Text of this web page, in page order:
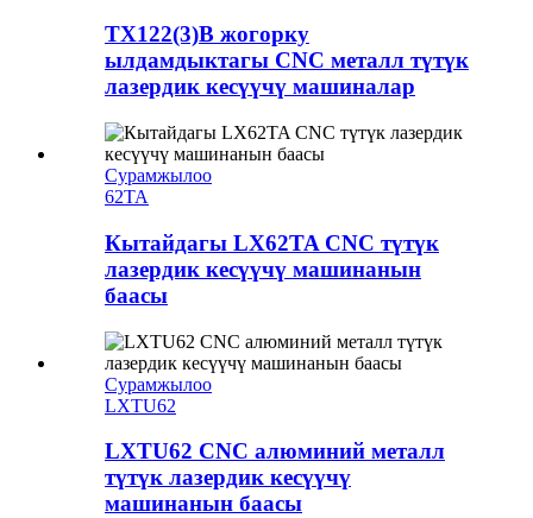
TX122(3)B жогорку
ылдамдыктагы CNC металл түтүк
лазердик кесүүчү машиналар
Сурамжылоо
62TA
Кытайдагы LX62TA CNC түтүк
лазердик кесүүчү машинанын
баасы
Сурамжылоо
LXTU62
LXTU62 CNC алюминий металл
түтүк лазердик кесүүчү
машинанын баасы